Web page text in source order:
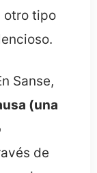
otro tipo
Sanse,
(una
de